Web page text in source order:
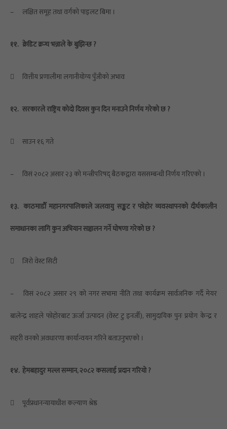
– लक्षित समूह तथा वर्गको पाइलट बिमा ।
११. क्रेडिट क्रन्च भन्नाले के बुझिन्छ ?
 वित्तीय प्रणालीमा लगानीयोग्य पुँजीको अभाव
१२. सरकारले राष्ट्रिय कोदो दिवस कुन दिन मनाउने निर्णय गरेको छ ?
 साउन १६ गते
– विसं २०८२ असार २३ को मन्त्रीपरिषद् बैठकद्वारा यससम्बन्धी निर्णय गरिएको ।
१३. काठमाडौँ महानगरपालिकाले जलवायु सङ्कट र फोहोर व्यवस्थापनको दीर्घकालीन
समाधानका लागि कुन अभियान सञ्चालन गर्ने घोषणा गरेको छ ?
 जिरो वेस्ट सिटी
–
विसं २०८२ असार २९ को नगर सभामा नीति तथा कार्यक्रम सार्वजनिक गर्दै मेयर
बालेन्द्र शाहले फोहोरबाट ऊर्जा उत्पादन (वेस्ट टु इनर्जी), सामुदायिक पुनः प्रयोग केन्द्र र
सहरी वनको अवधारणा कार्यान्वयन गरिने बताउनुभएको ।
१४. हेमबहादुर मल्ल सम्मान, २०८२ कसलाई प्रदान गरियो ?
 पूर्वप्रधानन्यायाधीश कल्याण श्रेष्ठ